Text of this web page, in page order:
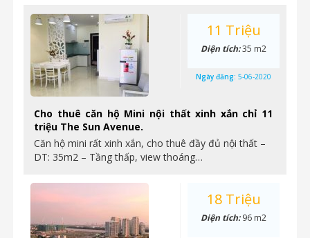
Cho thuê căn hộ Mini nội thất xinh xắn chỉ 11
triệu The Sun Avenue.
Căn hộ mini rất xinh xắn, cho thuê đầy đủ nội thất –
DT: 35m2 – Tầng thấp, view thoáng…
11 Triệu
Diện tích:35 m2
Ngày đăng: 5-06-2020
18 Triệu
Diện tích:96 m2